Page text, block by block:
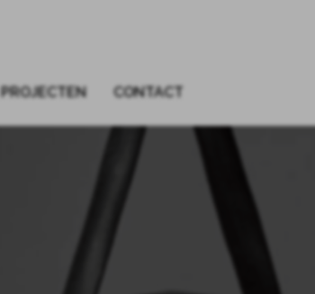
PROJECTEN CONTACT